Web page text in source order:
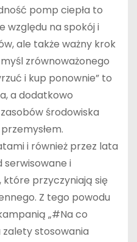
pomp ciepła to
względu na spokój i
ale także ważny krok
zrównoważonego
i kup ponownie” to
a dodatkowo
środowiska
i również przez lata
i
przyczyniają się
Z tego powodu
„#Na co
stosowania